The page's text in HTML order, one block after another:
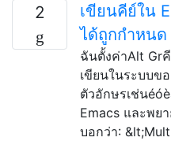
2
เขียนคีย์ใน
ได้ถูกกำหนด
ฉันตั้งค่าAlt Gr
เขียนในระบบข
ตัวอักษรเช่น
Emacs และพย
บอกว่า: